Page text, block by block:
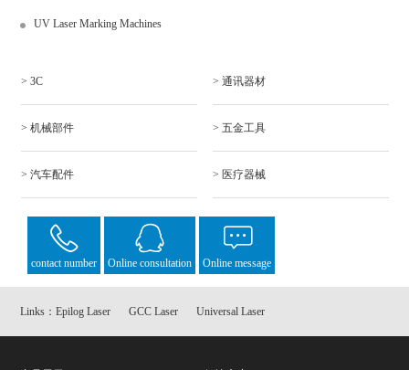
UV Laser Marking Machines
> 3C > 通讯器材
> 机械部件 > 五金工具
> 汽车配件 > 医疗器械
contact number Online consultation Online message
Links：Epilog Laser GCC Laser Universal Laser